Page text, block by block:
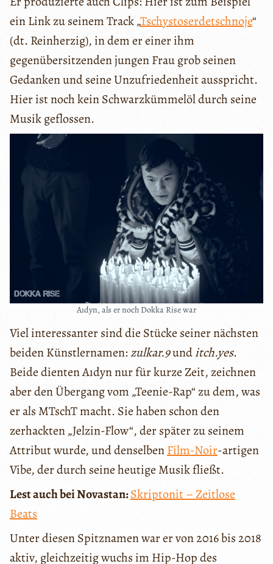
ein Link zu seinem Track „Tschystoserdetschnoje“
(dt. Reinherzig), in dem er einer ihm
gegenübersitzenden jungen Frau grob seinen
Gedanken und seine Unzufriedenheit ausspricht.
Hier ist noch kein Schwarzkümmelöl durch seine
Musik geflossen.
Aıdyn, als er noch Dokka Rise war
Viel interessanter sind die Stücke seiner nächsten
beiden Künstlernamen: zulkar.9unditch.yes.
Beide dienten Aıdyn nur für kurze Zeit, zeichnen
aber den Übergang vom „Teenie-Rap“ zu dem, was
er als MTschT macht. Sie haben schon den
zerhackten „Jelzin-Flow“, der später zu seinem
Attribut wurde, und denselbenFilm-Noir-artigen
Vibe, der durch seine heutige Musik fließt.
Lest auch bei Novastan:Skriptonit – Zeitlose
Beats
Unter diesen Spitznamen war er von 2016 bis 2018
aktiv, gleichzeitig wuchs im Hip-Hop des